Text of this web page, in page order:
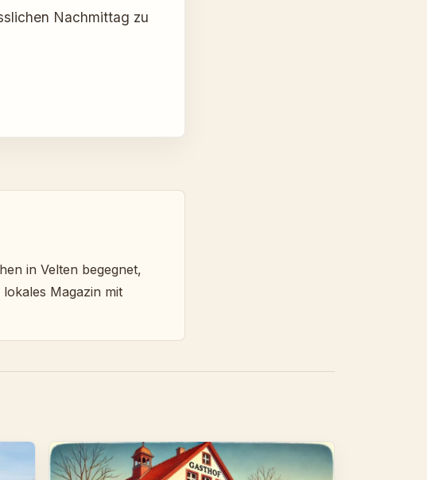
Nachmittag zu
in Velten begegnet,
Magazin mit